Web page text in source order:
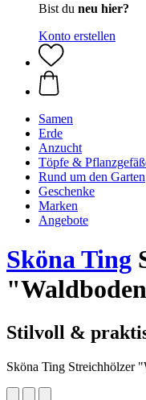
Bist du neu hier?
Konto erstellen
Samen
Erde
Anzucht
Töpfe &
Rund um den Garten
Geschenke
Marken
Angebote
Sköna Ting
Stilvoll &
Sköna Ting Streichhölzer